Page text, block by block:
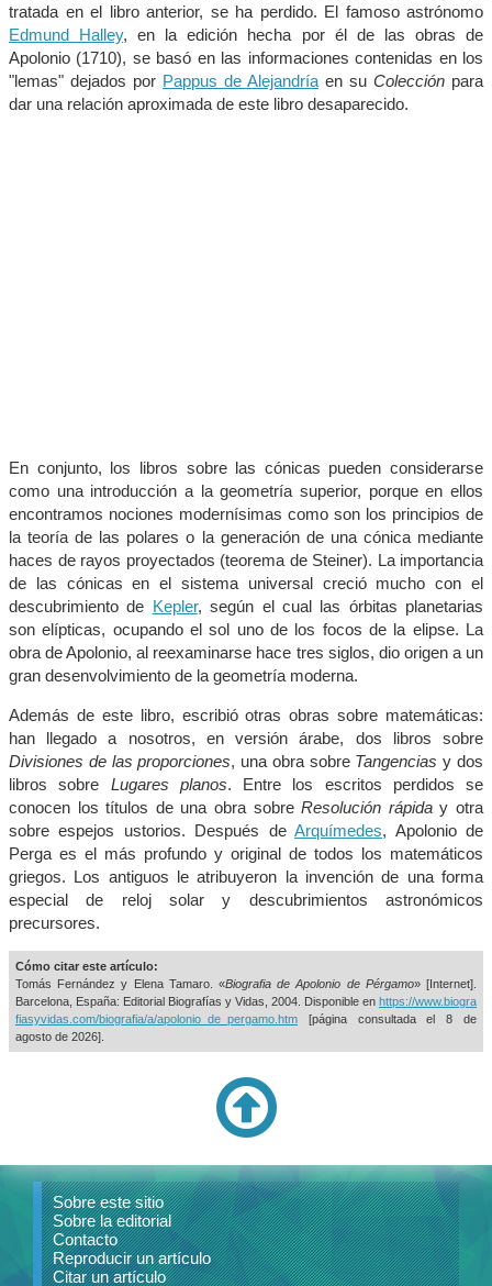
tratada en el libro anterior, se ha perdido. El famoso astrónomo
Edmund Halley, en la edición hecha por él de las obras de
Apolonio (1710), se basó en las informaciones contenidas en los
"lemas" dejados por Pappus de Alejandríaen su Colección para
dar una relación aproximada de este libro desaparecido.
En conjunto, los libros sobre las cónicas pueden considerarse
como una introducción a la geometría superior, porque en ellos
encontramos nociones modernísimas como son los principios de
la teoría de las polares o la generación de una cónica mediante
haces de rayos proyectados (teorema de Steiner). La importancia
de las cónicas en el sistema universal creció mucho con el
descubrimiento de Kepler, según el cual las órbitas planetarias
son elípticas, ocupando el sol uno de los focos de la elipse. La
obra de Apolonio, al reexaminarse hace tres siglos, dio origen a un
gran desenvolvimiento de la geometría moderna.
Además de este libro, escribió otras obras sobre matemáticas:
han llegado a nosotros, en versión árabe, dos libros sobre
Divisiones de las proporciones, una obra sobre Tangencias y dos
libros sobre Lugares planos. Entre los escritos perdidos se
conocen los títulos de una obra sobreResolución rápiday otra
sobre espejos ustorios. Después deArquímedes, Apolonio de
Perga es el más profundo y original de todos los matemáticos
griegos. Los antiguos le atribuyeron la invención de una forma
especial de reloj solar y descubrimientos astronómicos
precursores.
Cómo citar este artículo:
Tomás Fernández y Elena Tamaro. «Biografia de Apolonio de Pérgamo» [Internet].
Barcelona, España: Editorial Biografías y Vidas, 2004. Disponible en https://www.biogra
fiasyvidas.com/biografia/a/apolonio_de_pergamo.htm
[página consultada el8 de
agosto de 2026].
Sobre este sitio
Sobre la editorial
Contacto
Reproducir un artículo
Citar un artículo